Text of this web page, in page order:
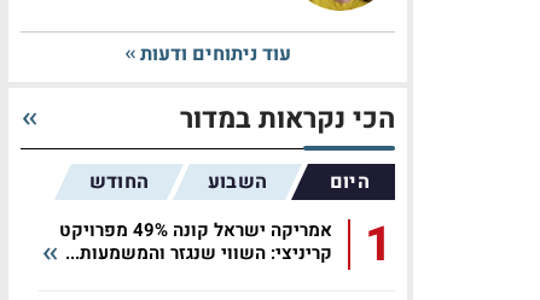
עוד ניתוחים ודעות
הכי נקראות במדור
היום השבוע החודש
1
אמריקה ישראל קונה 49% מפרויקט
קריניצי: השווי שנגזר והמשמעות...